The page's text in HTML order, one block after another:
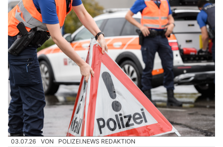
03.07.26 VON POLIZEI.NEWS REDAKTION